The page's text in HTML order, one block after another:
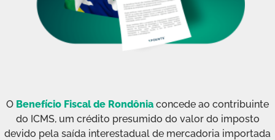
O Benefício Fiscal de Rondônia concede ao contribuinte
do ICMS, um crédito presumido do valor do imposto
devido pela saída interestadual de mercadoria importada